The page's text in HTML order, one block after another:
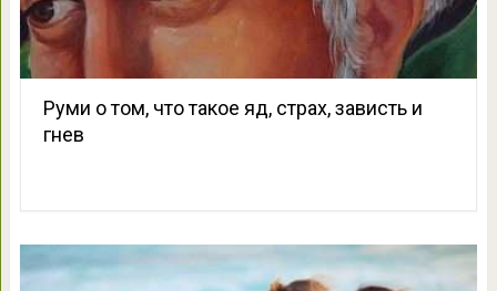
Руми о том, что такое яд, страх, зависть и
гнев